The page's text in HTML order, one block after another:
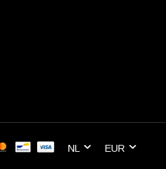
NL EUR